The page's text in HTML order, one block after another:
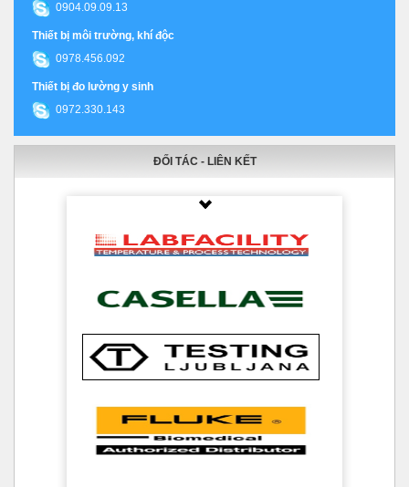
0904.09.09.13
Thiết bị môi trường, khí độc
0978.456.092
Thiết bị đo lường y sinh
0972.330.143
ĐỐI TÁC - LIÊN KẾT